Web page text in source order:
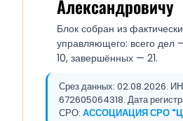
Александровичу
Блок собран из
управляющего: всего дел
10, завершённых — 21.
Срез данных: 02.08.2026.
672605064318. Дата
СРО: АССОЦИАЦИЯ СРО